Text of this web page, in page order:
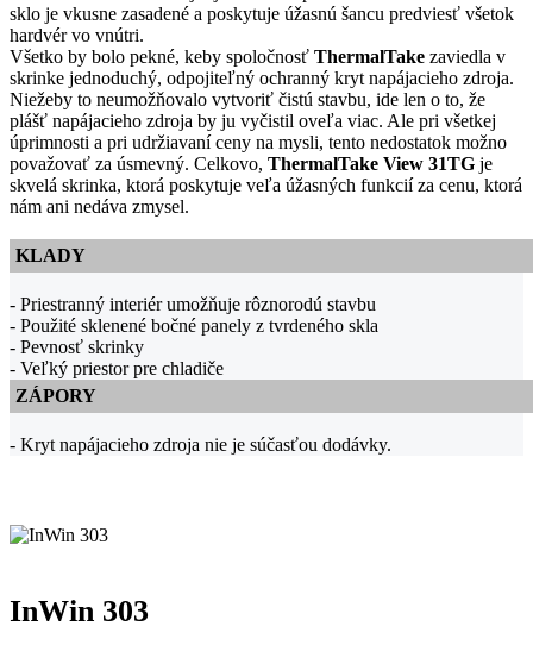
sklo je vkusne zasadené a poskytuje úžasnú šancu predviesť všetok
hardvér vo vnútri.
Všetko by bolo pekné, keby spoločnosť ThermalTake zaviedla v
skrinke jednoduchý, odpojiteľný ochranný kryt napájacieho zdroja.
Niežeby to neumožňovalo vytvoriť čistú stavbu, ide len o to, že
plášť napájacieho zdroja by ju vyčistil oveľa viac. Ale pri všetkej
úprimnosti a pri udržiavaní ceny na mysli, tento nedostatok možno
považovať za úsmevný. Celkovo, ThermalTake View 31TG je
skvelá skrinka, ktorá poskytuje veľa úžasných funkcií za cenu, ktorá
nám ani nedáva zmysel.
KLADY
- Priestranný interiér umožňuje rôznorodú stavbu
- Použité sklenené bočné panely z tvrdeného skla
- Pevnosť skrinky
- Veľký priestor pre chladiče
ZÁPORY
- Kryt napájacieho zdroja nie je súčasťou dodávky.
InWin 303